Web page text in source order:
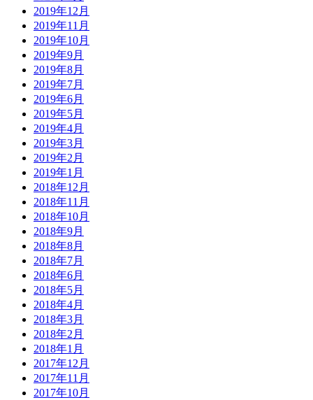
2019年12月
2019年11月
2019年10月
2019年9月
2019年8月
2019年7月
2019年6月
2019年5月
2019年4月
2019年3月
2019年2月
2019年1月
2018年12月
2018年11月
2018年10月
2018年9月
2018年8月
2018年7月
2018年6月
2018年5月
2018年4月
2018年3月
2018年2月
2018年1月
2017年12月
2017年11月
2017年10月